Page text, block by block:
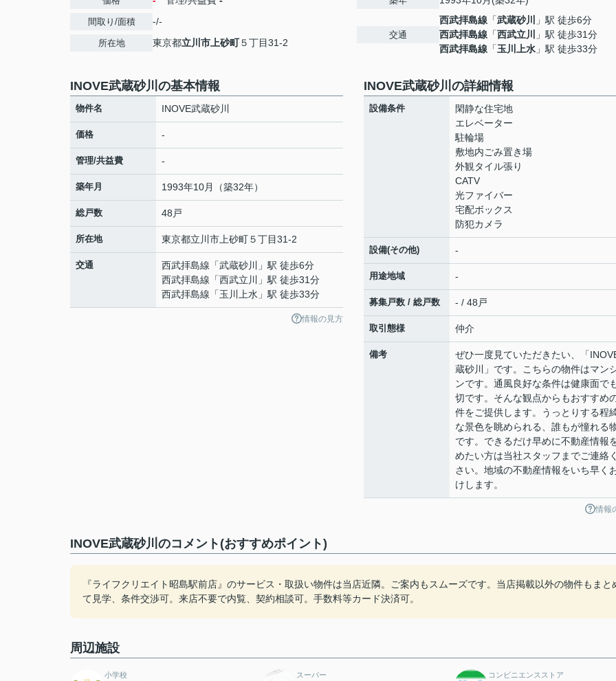
間取り/面積 -/-
所在地 東京都立川市 上砂町５丁目31-2
交通
西武拝島線 「武蔵砂川
」駅 徒歩6分
西武拝島線 「西武立川
」駅 徒歩31分
西武拝島線 「玉川上水 」駅 徒歩33分
INOVE武蔵砂川の基本情報
物件名 INOVE武蔵砂川
価格 -
管理/共益費 -
築年月 1993年10月（築32年）
総戸数 48戸
所在地 東京都立川市 上砂町５丁目31-2
交通 西武拝島線 「武蔵砂川
」駅 徒歩6分
西武拝島線 「西武立川
」駅 徒歩31分
西武拝島線 「玉川上水 」駅 徒歩33分
情報の見方
INOVE武蔵砂川の詳細情報
設備条件
閑静な住宅地
エレベーター
駐輪場
敷地内ごみ置き場
外観タイル張り
CATV
光ファイバー
宅配ボックス
防犯カメラ
設備(その他) -
用途地域 -
募集戸数 / 総戸数 - / 48戸
取引態様 仲介
備考
ぜひ一度見ていただきたい、「
蔵砂川」です。こちらの物件はマン
ンです。通風良好な条件は健康面で
切です。そんな観点からもおすすめ
件をご提供します。うっとりする程
な景色を眺められる、誰もが憧れる
です。できるだけ早めに不動産情報
めたい方は当社スタッフまでご連絡
さい。地域の不動産情報をいち早く
けします。
情報
INOVE武蔵砂川のコメント(おすすめポイント)
『ライフクリエイト昭島駅前店』のサービス・取扱い物件は当店近隣。ご案内もスムーズです。当店掲載以外の物件もまと
て見学、条件交渉可。来店不要で内覧、契約相談可。手数料等カード決済可。
周辺施設
小学校 スーパー コンビニエンスストア